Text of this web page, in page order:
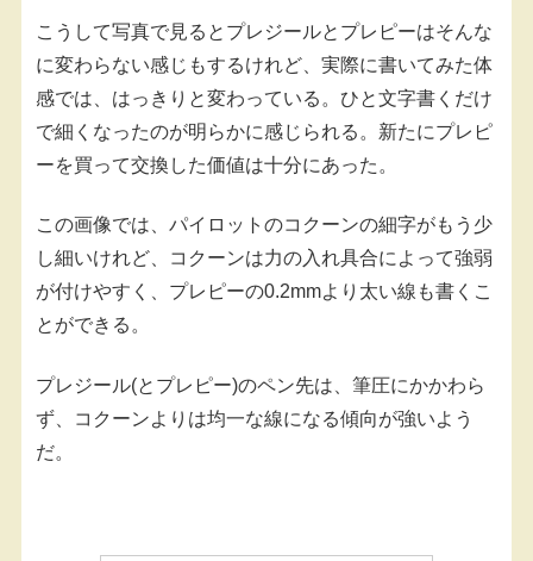
こうして写真で見るとプレジールとプレピーはそんな
に変わらない感じもするけれど、実際に書いてみた体
感では、はっきりと変わっている。ひと文字書くだけ
で細くなったのが明らかに感じられる。新たにプレピ
ーを買って交換した価値は十分にあった。
この画像では、パイロットのコクーンの細字がもう少
し細いけれど、コクーンは力の入れ具合によって強弱
が付けやすく、プレピーの0.2mmより太い線も書くこ
とができる。
プレジール(とプレピー)のペン先は、筆圧にかかわら
ず、コクーンよりは均一な線になる傾向が強いよう
だ。